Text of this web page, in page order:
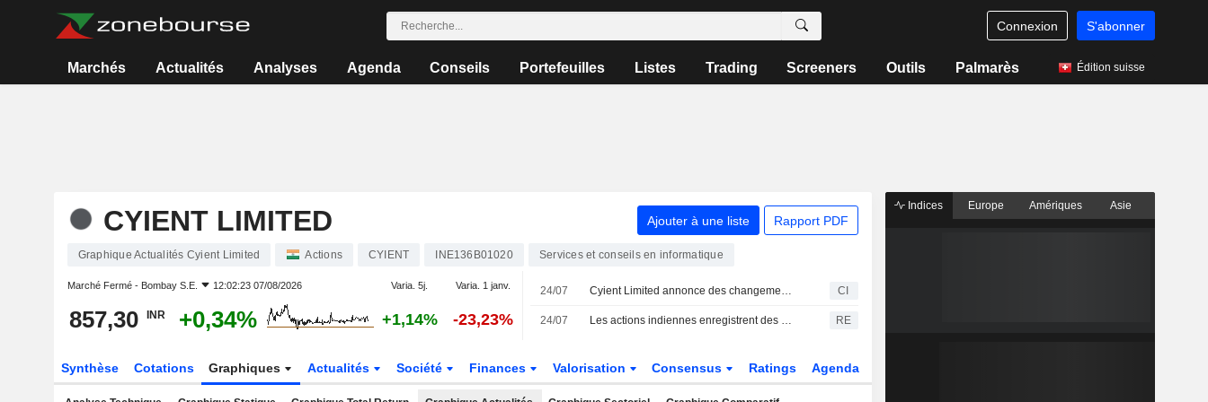
Connexion S'abonner
Marchés Actualités Analyses Agenda Conseils Portefeuilles Listes Trading Screeners Outils Palmarès Édition suisse
CYIENT LIMITED Ajouter à une liste Rapport PDF
Graphique Actualités Cyient Limited Actions CYIENT INE136B01020 Services et conseils en informatique
Marché Fermé - Bombay S.E. 12:02:23 07/08/2026 Varia. 5j. Varia. 1 janv.
857,30 INR +0,34% +1,14% -23,23%
24/07 Cyient Limited annonce des changements au sein de sa direction exécutive CI
24/07 Les actions indiennes enregistrent des pertes hebdomadaires face à la hausse du brut et à la chute de HDFC Bank RE
Synthèse Cotations Graphiques Actualités Société Finances Valorisation Consensus Ratings Agenda
Indices Europe Amériques Asie